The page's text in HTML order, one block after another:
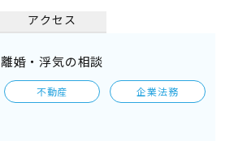
アクセス
離婚・浮気の相談
不動産 企業法務